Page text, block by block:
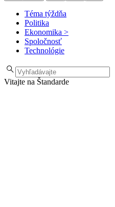
Téma týždňa
Politika
Ekonomika >
Spoločnosť
Technológie
Vitajte na Štandarde